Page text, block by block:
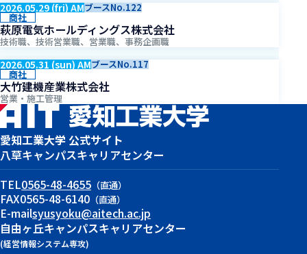
2026.05.29 (fri) AMブースNo.122
商社
萩原電気ホールディングス株式会社
技術職、技術営業職、営業職、事務企画職
2026.05.31 (sun) AMブースNo.117
商社
大竹建機産業株式会社
営業・施工管理
愛知工業大学 公式サイト
八草キャンパスキャリアセンター
TEL0565-48-4655 （直通）
FAX0565-48-6140 （直通）
E-mailsyusyoku@aitech.ac.jp
自由ヶ丘キャンパスキャリアセンター
(経営情報システム専攻)